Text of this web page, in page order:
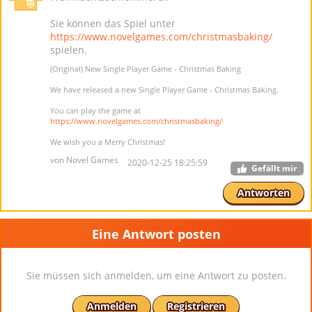
Sie können das Spiel unter
https://www.novelgames.com/christmasbaking/
spielen.
(Original) New Single Player Game - Christmas Baking
We have released a new Single Player Game - Christmas Baking.
You can play the game at
https://www.novelgames.com/christmasbaking/
We wish you a Merry Christmas!
von Novel Games 2020-12-25 18:25:59 Gefällt mir
Antworten
Eine Antwort posten
Sie müssen sich anmelden, um eine Antwort zu posten.
Anmelden Registrieren